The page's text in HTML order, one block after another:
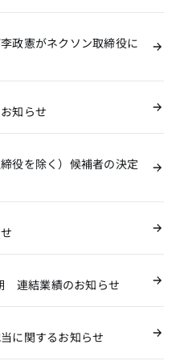
政憲がネクソン取締役に
知らせ
役を除く）候補者の決定
連結業績のお知らせ
に関するお知らせ